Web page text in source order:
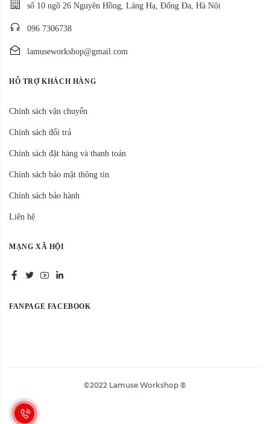
số 10 ngõ 26 Nguyên Hồng, Láng Hạ, Đống Đa, Hà Nội
096 7306738
lamuseworkshop@gmail.com
HỖ TRỢ KHÁCH HÀNG
Chính sách vận chuyển
Chính sách đổi trả
Chính sách đặt hàng và thanh toán
Chính sách bảo mật thông tin
Chính sách bảo hành
Liên hệ
MẠNG XÃ HỘI
FANPAGE FACEBOOK
©2022 Lamuse Workshop ®